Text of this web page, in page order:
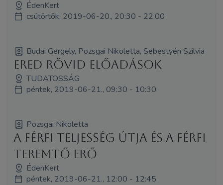
ÉdenKert
csütörtök, 2019-06-20., 20:30 - 22:00
Budai Gergely, Pozsgai Nikoletta, Sebestyén Szilvia
ERED rövid előadások
TUDATOSSÁG
péntek, 2019-06-21., 09:30 - 10:30
Pozsgai Nikoletta
A férfi teljesség útja és a férfi
teremtő erő
ÉdenKert
péntek, 2019-06-21., 12:00 - 12:45